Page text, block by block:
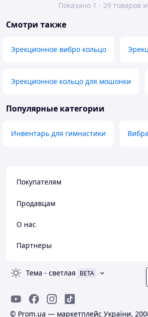
Показано 1 - 29 товаров
Смотри также
Эрекционное вибро кольцо
Эрекционное кольцо для мошонки
Популярные категории
Инвентарь для гимнастики
Покупателям
Продавцам
О нас
Партнеры
Тема - светлая BETA
© Prom.ua — маркетплейс України,